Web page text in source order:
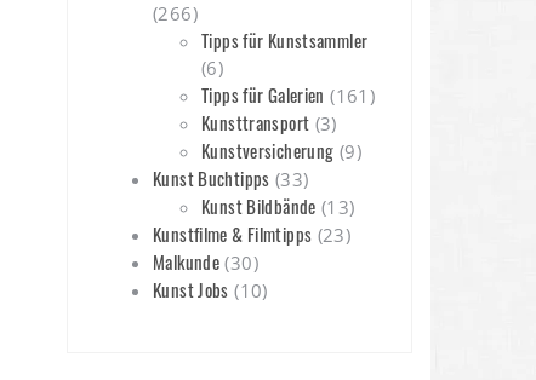
(266)
Tipps für Kunstsammler
(6)
Tipps für Galerien (161)
Kunsttransport (3)
Kunstversicherung (9)
Kunst Buchtipps (33)
Kunst Bildbände (13)
Kunstfilme & Filmtipps (23)
Malkunde (30)
Kunst Jobs (10)